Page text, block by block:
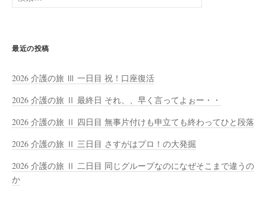
索:
最近の投稿
2026 介護の旅 Ⅲ 一日目 祝！口座復活
2026 介護の旅 Ⅱ 最終日 それ、、早く言ってよぉー・・
2026 介護の旅 Ⅱ 四日目 無事片付けも申立ても終わってひと段落
2026 介護の旅 Ⅱ 三日目 さすがはプロ！の大発掘
2026 介護の旅 Ⅱ 二日目 同じグループなのになぜそこまで違うの
か